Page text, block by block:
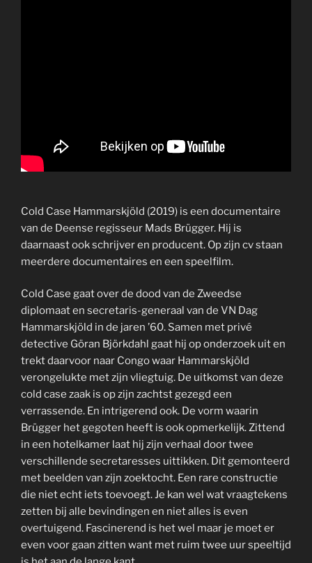
Cold Case Hammarskjöld (2019) is een documentaire
van de Deense regisseur Mads Brügger. Hij is
daarnaast ook schrijver en producent. Op zijn cv staan
meerdere documentaires en een speelfilm.
Cold Case gaat over de dood van de Zweedse
diplomaat en secretaris-generaal van de VN Dag
Hammarskjöld in de jaren ’60. Samen met privé
detective Göran Björkdahl gaat hij op onderzoek uit en
trekt daarvoor naar Congo waar Hammarskjöld
verongelukte met zijn vliegtuig. De uitkomst van deze
cold case zaak is op zijn zachtst gezegd een
verrassende. En intrigerend ook. De vorm waarin
Brügger het gegoten heeft is ook opmerkelijk. Zittend
in een hotelkamer laat hij zijn verhaal door twee
verschillende secretaresses uittikken. Dit gemonteerd
met beelden van zijn zoektocht. Een rare constructie
die niet echt iets toevoegt. Je kan wel wat vraagtekens
zetten bij alle bevindingen en niet alles is even
overtuigend. Fascinerend is het wel maar je moet er
even voor gaan zitten want met ruim twee uur speeltijd